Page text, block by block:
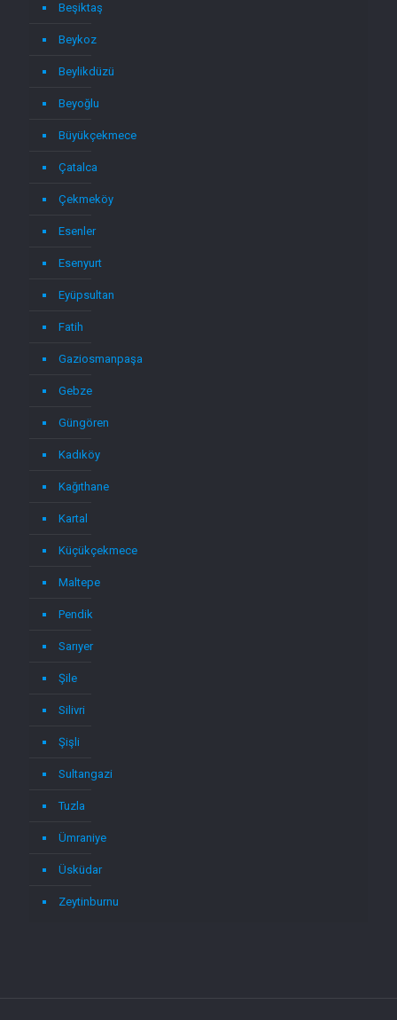
Beşiktaş
Beykoz
Beylikdüzü
Beyoğlu
Büyükçekmece
Çatalca
Çekmeköy
Esenler
Esenyurt
Eyüpsultan
Fatih
Gaziosmanpaşa
Gebze
Güngören
Kadıköy
Kağıthane
Kartal
Küçükçekmece
Maltepe
Pendik
Sarıyer
Şile
Silivri
Şişli
Sultangazi
Tuzla
Ümraniye
Üsküdar
Zeytinburnu